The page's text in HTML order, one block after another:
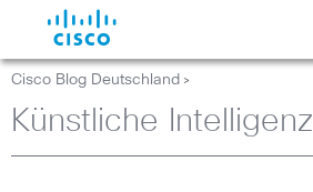
Cisco Blog Deutschland >
Künstliche Intelligenz